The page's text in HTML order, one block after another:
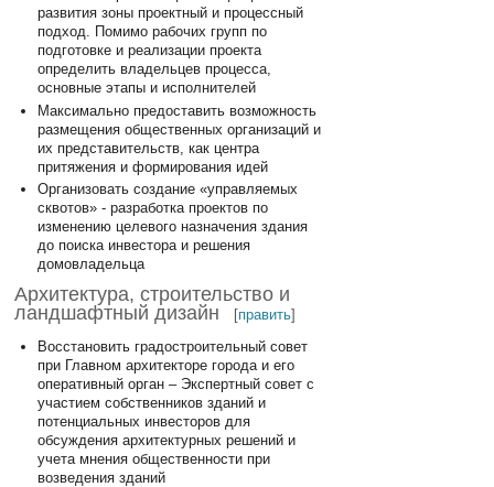
развития зоны проектный и процессный
подход. Помимо рабочих групп по
подготовке и реализации проекта
определить владельцев процесса,
основные этапы и исполнителей
Максимально предоставить возможность
размещения общественных организаций и
их представительств, как центра
притяжения и формирования идей
Организовать создание «управляемых
сквотов» - разработка проектов по
изменению целевого назначения здания
до поиска инвестора и решения
домовладельца
Архитектура, строительство и
ландшафтный дизайн
[править]
Восстановить градостроительный совет
при Главном архитекторе города и его
оперативный орган – Экспертный совет с
участием собственников зданий и
потенциальных инвесторов для
обсуждения архитектурных решений и
учета мнения общественности при
возведения зданий